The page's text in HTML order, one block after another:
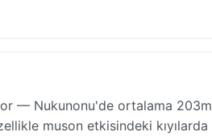
— Nukunonu'de ortalama
muson etkisindeki